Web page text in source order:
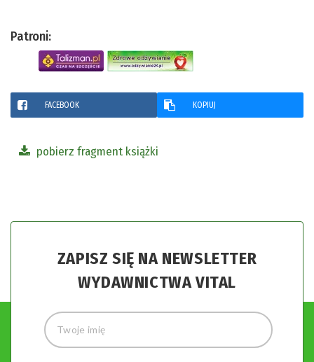
Patroni:
FACEBOOK KOPIUJ
pobierz fragment książki
ZAPISZ SIĘ NA NEWSLETTER
WYDAWNICTWA VITAL